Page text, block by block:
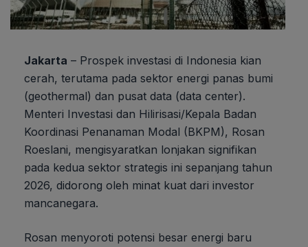
Jakarta – Prospek investasi di Indonesia kian
cerah, terutama pada sektor energi panas bumi
(geothermal) dan pusat data (data center).
Menteri Investasi dan Hilirisasi/Kepala Badan
Koordinasi Penanaman Modal (BKPM), Rosan
Roeslani, mengisyaratkan lonjakan signifikan
pada kedua sektor strategis ini sepanjang tahun
2026, didorong oleh minat kuat dari investor
mancanegara.
Rosan menyoroti potensi besar energi baru